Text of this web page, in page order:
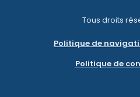
Tous droits
Politique de
Politique de